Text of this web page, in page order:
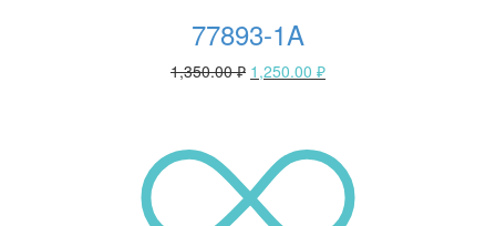
77893-1A
1,350.00₽ 1,250.00 ₽